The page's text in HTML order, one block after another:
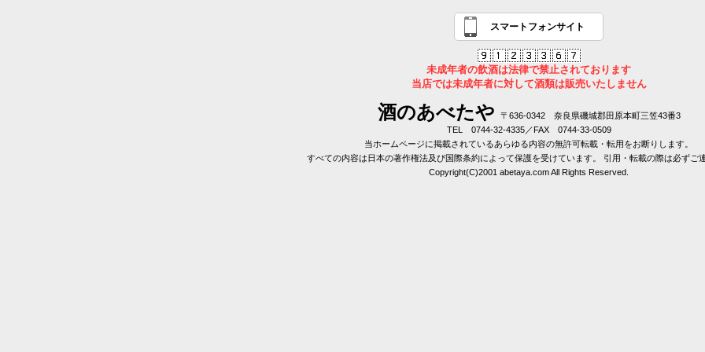
スマートフォンサイト
未成年者の飲酒は法律で禁止されております
当店では未成年者に対して酒類は販売いたしません
酒のあべたや
〒636-0342 奈良県磯城郡田原本町三笠43番3
TEL 0744-32-4335／FAX 0744-33-0509
当ホームページに掲載されているあらゆる内容の無許可転載・転用をお断りします。
すべての内容は日本の著作権法及び国際条約によって保護を受けています。 引用・転載の際は必ずご
Copyright(C)2001 abetaya.com All Rights Reserved.